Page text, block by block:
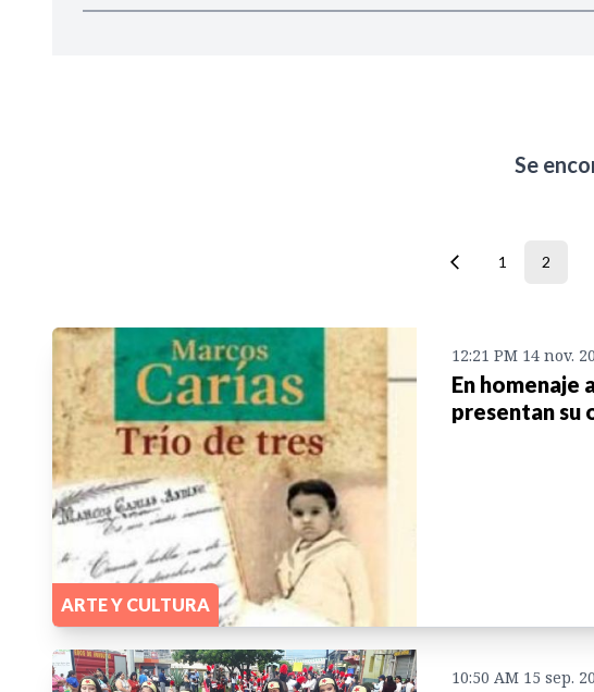
Se
1 2
ARTE Y CULTURA
12:21 PM 14 nov.
En homenaje
presentan su
10:50 AM 15 sep.